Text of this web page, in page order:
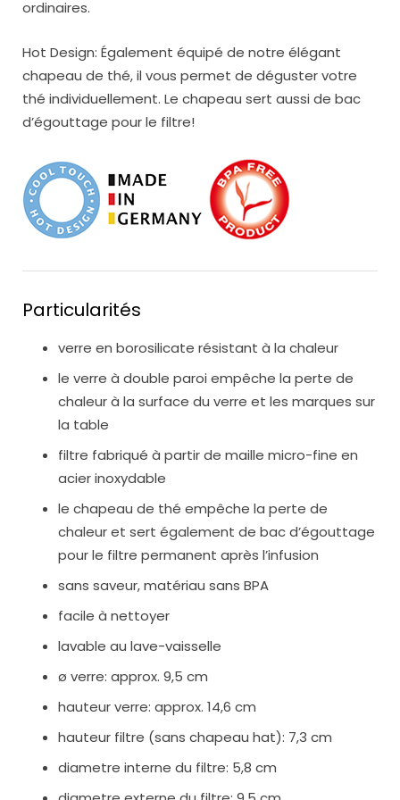
ordinaires.
Hot Design: Également équipé de notre élégant
chapeau de thé, il vous permet de déguster votre
thé individuellement. Le chapeau sert aussi de bac
d’égouttage pour le filtre!
Particularités
verre en borosilicate résistant à la chaleur
le verre à double paroi empêche la perte de
chaleur à la surface du verre et les marques sur
la table
filtre fabriqué à partir de maille micro-fine en
acier inoxydable
le chapeau de thé empêche la perte de
chaleur et sert également de bac d’égouttage
pour le filtre permanent après l’infusion
sans saveur, matériau sans BPA
facile à nettoyer
lavable au lave-vaisselle
ø verre: approx. 9,5 cm
hauteur verre: approx. 14,6 cm
hauteur filtre (sans chapeau hat): 7,3 cm
diametre interne du filtre: 5,8 cm